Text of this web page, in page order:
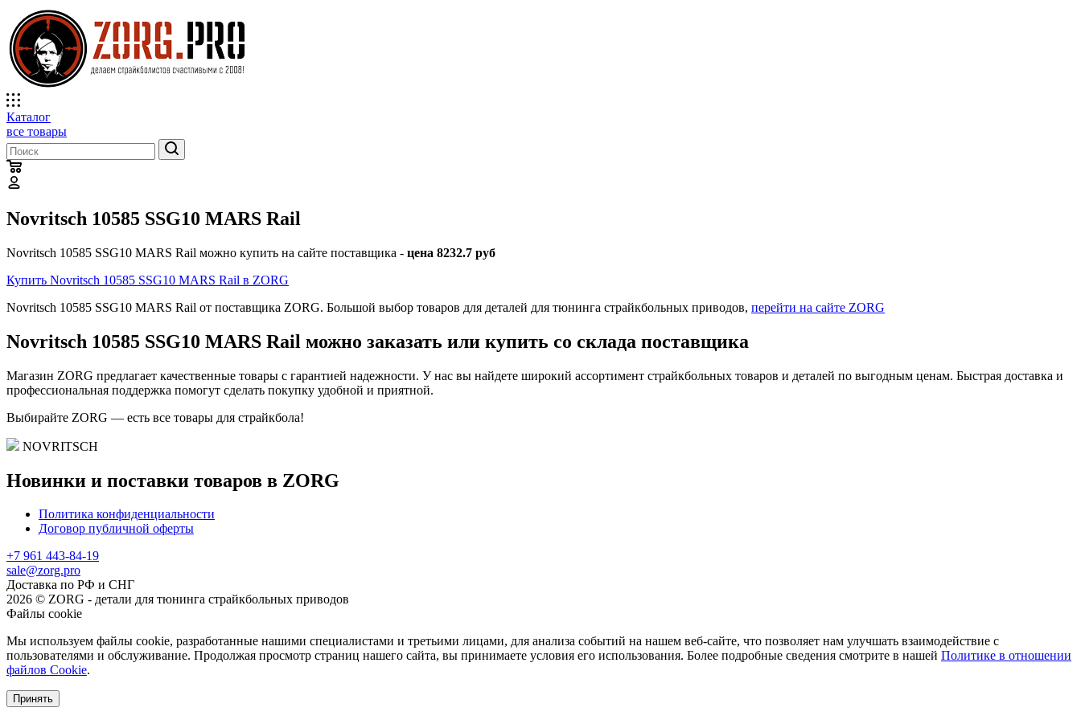
Каталог
все товары
Novritsch 10585 SSG10 MARS Rail
Novritsch 10585 SSG10 MARS Rail можно купить на сайте поставщика - цена 8232.7 руб
Купить Novritsch 10585 SSG10 MARS Rail в ZORG
Novritsch 10585 SSG10 MARS Rail от поставщика ZORG. Большой выбор товаров для деталей для тюнинга страйкбольных приводов, перейти на сайте ZORG
Novritsch 10585 SSG10 MARS Rail можно заказать или купить со склада поставщика
Магазин ZORG предлагает качественные товары с гарантией надежности. У нас вы найдете широкий ассортимент страйкбольных товаров и деталей по выгодным ценам. Быстрая доставка и
профессиональная поддержка помогут сделать покупку удобной и приятной.
Выбирайте ZORG — есть все товары для страйкбола!
NOVRITSCH
Новинки и поставки товаров в ZORG
Политика конфиденциальности
Договор публичной оферты
+7 961 443-84-19
sale@zorg.pro
Доставка по РФ и СНГ
2026 © ZORG - детали для тюнинга страйкбольных приводов
Файлы cookie
Мы используем файлы cookie, разработанные нашими специалистами и третьими лицами, для анализа событий на нашем веб-сайте, что позволяет нам улучшать взаимодействие с
пользователями и обслуживание. Продолжая просмотр страниц нашего сайта, вы принимаете условия его использования. Более подробные сведения смотрите в нашей Политике в отношении
файлов Cookie.
Принять